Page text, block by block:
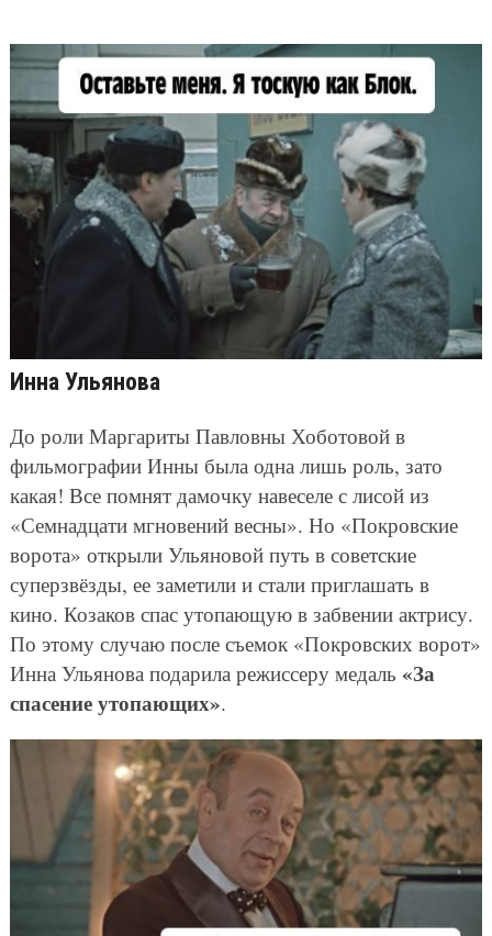
Инна Ульянова
До роли Маргариты Павловны Хоботовой в
фильмографии Инны была одна лишь роль, зато
какая! Все помнят дамочку навеселе с лисой из
«Семнадцати мгновений весны». Но «Покровские
ворота» открыли Ульяновой путь в советские
суперзвёзды, ее заметили и стали приглашать в
кино. Козаков спас утопающую в забвении актрису.
По этому случаю после съемок «Покровских ворот»
Инна Ульянова подарила режиссеру медаль «За
спасение утопающих».